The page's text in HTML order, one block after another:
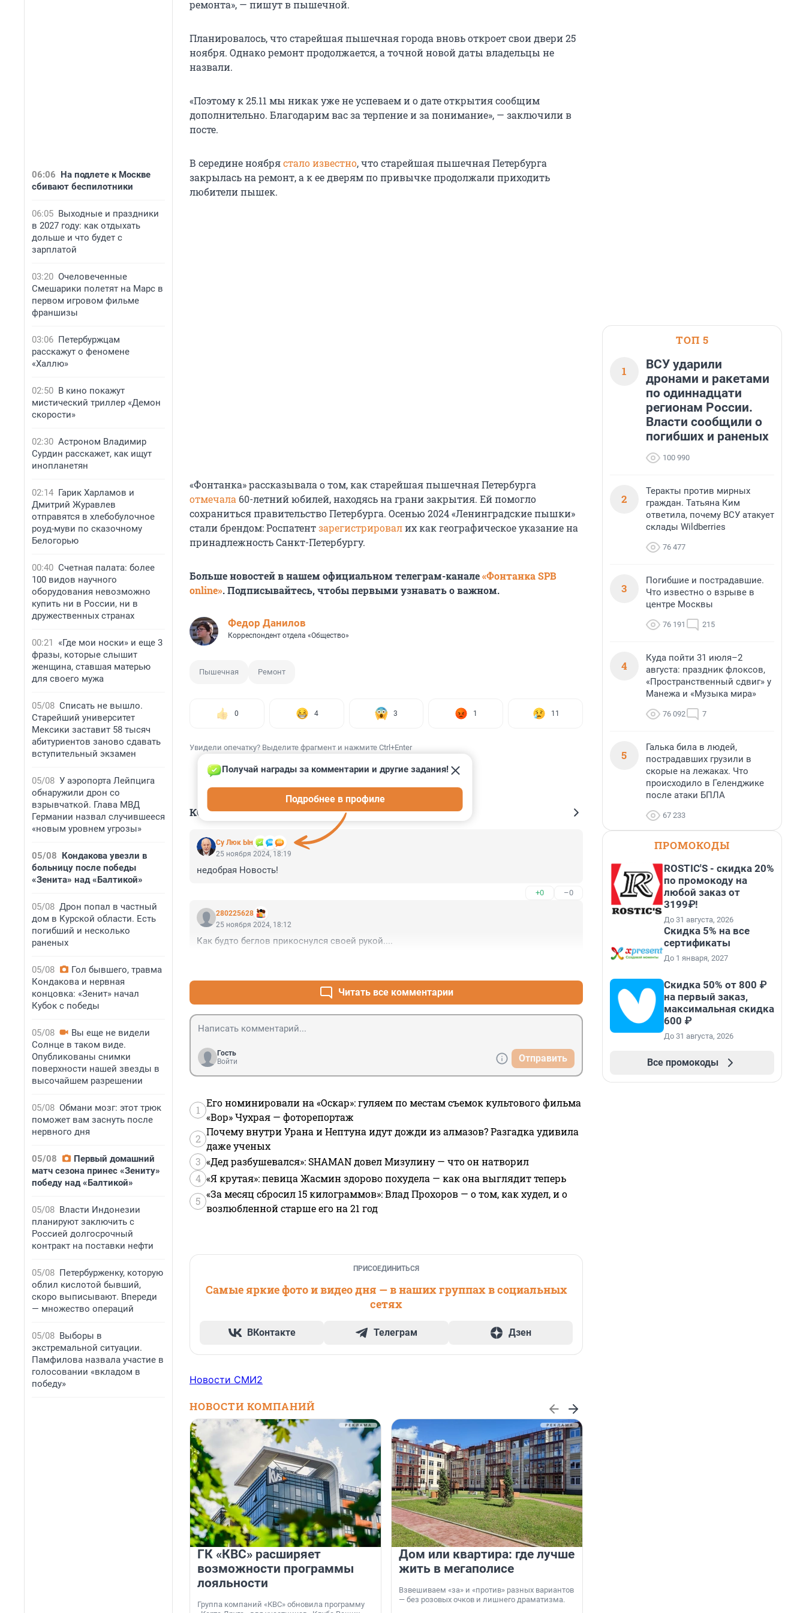
06:06 На подлете к Москве
сбивают беспилотники
06:05 Выходные и праздники
в 2027 году: как отдыхать
дольше и что будет с
зарплатой
03:20 Очеловеченные
Смешарики полетят на Марс в
первом игровом фильме
франшизы
03:06 Петербуржцам
расскажут о феномене
«Халлю»
02:50 В кино покажут
мистический триллер «Демон
скорости»
02:30 Астроном Владимир
Сурдин расскажет, как ищут
инопланетян
02:14 Гарик Харламов и
Дмитрий Журавлев
отправятся в хлебобулочное
роуд-муви по сказочному
Белогорью
00:40 Счетная палата: более
100 видов научного
оборудования невозможно
купить ни в России, ни в
дружественных странах
00:21
«Где мои носки» и еще 3
фразы, которые слышит
женщина, ставшая матерью
для своего мужа
05/08 Списать не вышло.
Старейший университет
Мексики заставит 58 тысяч
абитуриентов заново сдавать
вступительный экзамен
05/08 У аэропорта Лейпцига
обнаружили дрон со
взрывчаткой. Глава МВД
Германии назвал случившееся
«новым уровнем угрозы»
05/08 Кондакова увезли в
больницу после победы
«Зенита» над «Балтикой»
05/08 Дрон попал в частный
дом в Курской области. Есть
погибший и несколько
раненых
05/08
Гол бывшего, травма
Кондакова и нервная
концовка: «Зенит» начал
Кубок с победы
05/08
Вы еще не видели
Солнце в таком виде.
Опубликованы снимки
поверхности нашей звезды в
высочайшем разрешении
05/08 Обмани мозг: этот трюк
поможет вам заснуть после
нервного дня
05/08
Первый домашний
матч сезона принес «Зениту»
победу над «Балтикой»
05/08 Власти Индонезии
планируют заключить с
Россией долгосрочный
контракт на поставки нефти
05/08 Петербурженку, которую
облил кислотой бывший,
скоро выписывают. Впереди
— множество операций
05/08 Выборы в
экстремальной ситуации.
Памфилова назвала участие в
голосовании «вкладом в
победу»
ремонта», — пишут в пышечной.
Планировалось, что старейшая пышечная города вновь откроет свои двери 25
ноября. Однако ремонт продолжается, а точной новой даты владельцы не
назвали.
«Поэтому к 25.11 мы никак уже не успеваем и о дате открытия сообщим
дополнительно. Благодарим вас за терпение и за понимание», — заключили в
посте.
В середине ноябрястало известно, что старейшая пышечная Петербурга
закрылась на ремонт, а к ее дверям по привычке продолжали приходить
любители пышек.
«Фонтанка» рассказывала о том, как старейшая пышечная Петербурга
отмечала 60-летний юбилей, находясь на грани закрытия. Ей помогло
сохраниться правительство Петербурга. Осенью 2024 «Ленинградские пышки»
стали брендом: Роспатентзарегистрировалих как географическое указание на
принадлежность Санкт-Петербургу.
Больше новостей в нашем официальном телеграм-канале«Фонтанка SPB
online». Подписывайтесь, чтобы первыми узнавать о важном.
Федор Данилов
Корреспондент отдела «Общество»
Пышечная Ремонт
0 4 3 1 11
Увидели опечатку? Выделите фрагмент и нажмите Ctrl+Enter
КОММЕНТАРИИ 15
Су Люк Ын
Получай награды за комментарии и другие задания!
Подробнее в профиле
25 ноября 2024, 18:19
недобрая Новость!
+0 –0
280225628
25 ноября 2024, 18:12
Как будто беглов прикоснулся своей рукой....
Читать все комментарии
Гость
Войти
Отправить
1
Его номинировали на «Оскар»: гуляем по местам съемок культового фильма
«Вор» Чухрая — фоторепортаж
2
Почему внутри Урана и Нептуна идут дожди из алмазов? Разгадка удивила
даже ученых
3 «Дед разбушевался»: SHAMAN довел Мизулину — что он натворил
4 «Я крутая»: певица Жасмин здорово похудела — как она выглядит теперь
5
«За месяц сбросил 15 килограммов»: Влад Прохоров — о том, как худел, и о
возлюбленной старше его на 21 год
ПРИСОЕДИНИТЬСЯ
Самые яркие фото и видео дня — в наших группах в социальных
сетях
ВКонтакте Телеграм Дзен
Новости СМИ2
НОВОСТИ КОМПАНИЙ
ГК «КВС» расширяет
возможности программы
лояльности
Группа компаний «КВС» обновила программу
Дом или квартира: где лучше
жить в мегаполисе
Взвешиваем «за» и «против» разных вариантов
— без розовых очков и лишнего драматизма.
ТОП 5
1
ВСУ ударили
дронами и ракетами
по одиннадцати
регионам России.
Власти сообщили о
погибших и раненых
100 990
2
Теракты против мирных
граждан. Татьяна Ким
ответила, почему ВСУ атакует
склады Wildberries
76 477
3
Погибшие и пострадавшие.
Что известно о взрыве в
центре Москвы
76 191 215
4
Куда пойти 31 июля–2
августа: праздник флоксов,
«Пространственный сдвиг» у
Манежа и «Музыка мира»
76 092 7
5
Галька била в людей,
пострадавших грузили в
скорые на лежаках. Что
происходило в Геленджике
после атаки БПЛА
67 233
ПРОМОКОДЫ
ROSTIC'S - скидка 20%
по промокоду на
любой заказ от
3199₽!
До 31 августа, 2026
Скидка 5% на все
сертификаты
До 1 января, 2027
Скидка 50% от 800 ₽
на первый заказ,
максимальная скидка
600 ₽
До 31 августа, 2026
Все промокоды